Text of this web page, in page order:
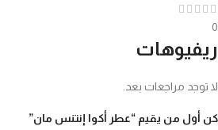
0
ريفيوهات
لا توجد مراجعات بعد.
كن أول من يقيم “عطر أكوا إنتنس مان”